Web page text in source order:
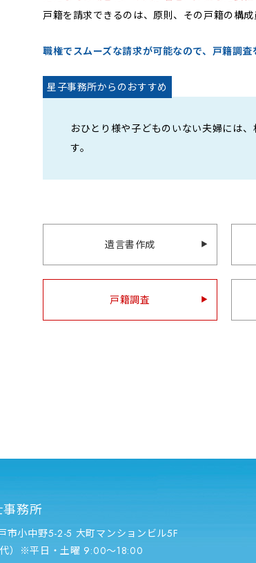
戸籍を請求できるのは、原則、その戸籍の構成
職権でスムーズな請求が可能なので、戸籍調
星子事務所からのおすすめ
おひとり様や子どものいない夫婦には
す。
遺言書作成
戸籍調査
務所
市小中野5-2-5 大町マンションビル5F
代）※平日・土曜 9:00〜18:00